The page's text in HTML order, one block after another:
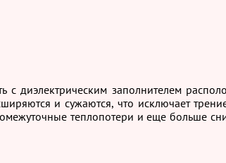
с диэлектрическим заполнителем
и сужаются, что исключает
теплопотери и еще больше